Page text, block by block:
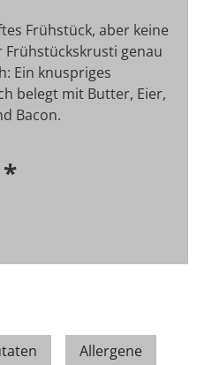
Frühstück, aber keine
Frühstückskrusti genau
Ein knuspriges
belegt mit Butter, Eier,
Bacon.
*
Allergene